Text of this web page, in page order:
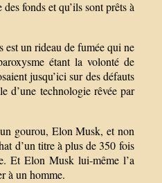
fonds et qu’ils sont prêts à
est un rideau de fumée qui ne
étant la volonté de
jusqu’ici sur des défauts
d’une technologie rêvée par
un gourou, Elon Musk, et non
d’un titre à plus de 350 fois
Et Elon Musk lui-même l’a
à un homme.